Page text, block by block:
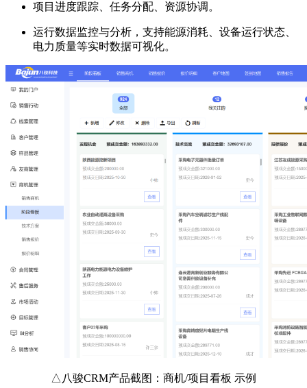
项目进度跟踪、任务分配、资源协调。
运行数据监控与分析，支持能源消耗、设备运行状态、
电力质量等实时数据可视化。
△八骏CRM产品截图：商机/项目看板 示例